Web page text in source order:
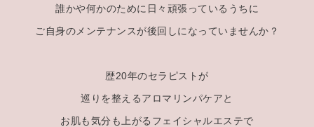
誰かや何かのために日々頑張っているうちに
ご自身のメンテナンスが後回しになっていませんか？
歴20年のセラピストが
巡りを整えるアロマリンパケアと
お肌も気分も上がるフェイシャルエステで